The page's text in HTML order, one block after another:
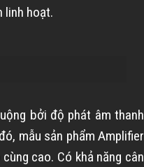
linh hoạt.
bởi độ phát âm thanh
mẫu sản phẩm Amplifier
cao. Có khả năng cân